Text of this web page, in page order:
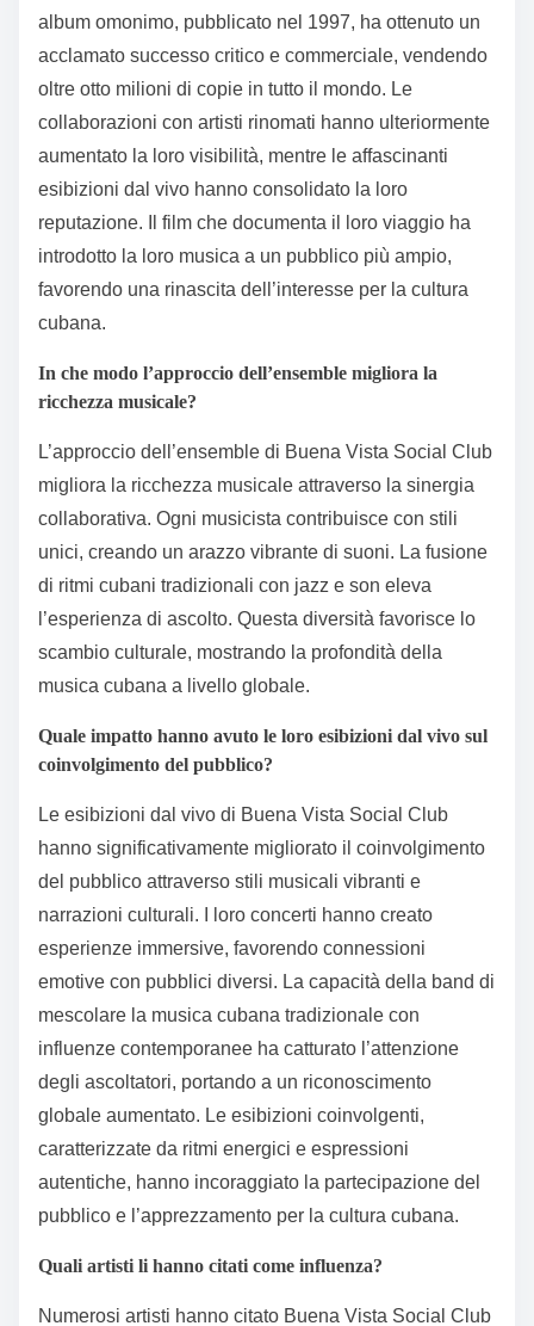
album omonimo, pubblicato nel 1997, ha ottenuto un
acclamato successo critico e commerciale, vendendo
oltre otto milioni di copie in tutto il mondo. Le
collaborazioni con artisti rinomati hanno ulteriormente
aumentato la loro visibilità, mentre le affascinanti
esibizioni dal vivo hanno consolidato la loro
reputazione. Il film che documenta il loro viaggio ha
introdotto la loro musica a un pubblico più ampio,
favorendo una rinascita dell’interesse per la cultura
cubana.
In che modo l’approccio dell’ensemble migliora la
ricchezza musicale?
L’approccio dell’ensemble di Buena Vista Social Club
migliora la ricchezza musicale attraverso la sinergia
collaborativa. Ogni musicista contribuisce con stili
unici, creando un arazzo vibrante di suoni. La fusione
di ritmi cubani tradizionali con jazz e son eleva
l’esperienza di ascolto. Questa diversità favorisce lo
scambio culturale, mostrando la profondità della
musica cubana a livello globale.
Quale impatto hanno avuto le loro esibizioni dal vivo sul
coinvolgimento del pubblico?
Le esibizioni dal vivo di Buena Vista Social Club
hanno significativamente migliorato il coinvolgimento
del pubblico attraverso stili musicali vibranti e
narrazioni culturali. I loro concerti hanno creato
esperienze immersive, favorendo connessioni
emotive con pubblici diversi. La capacità della band di
mescolare la musica cubana tradizionale con
influenze contemporanee ha catturato l’attenzione
degli ascoltatori, portando a un riconoscimento
globale aumentato. Le esibizioni coinvolgenti,
caratterizzate da ritmi energici e espressioni
autentiche, hanno incoraggiato la partecipazione del
pubblico e l’apprezzamento per la cultura cubana.
Quali artisti li hanno citati come influenza?
Numerosi artisti hanno citato Buena Vista Social Club